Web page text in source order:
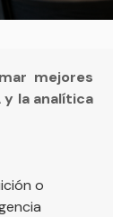
mejores
la analítica
o